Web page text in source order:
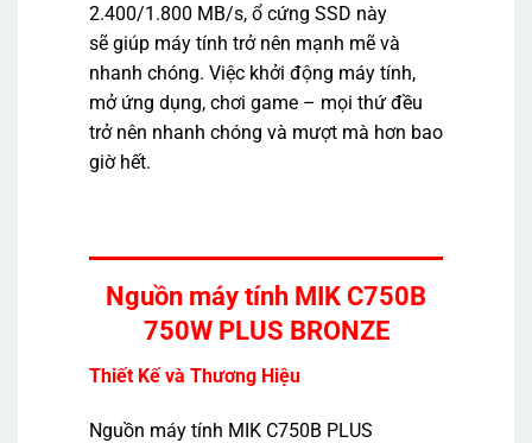
2.400/1.800 MB/s, ổ cứng SSD này
sẽ giúp máy tính trở nên mạnh mẽ và
nhanh chóng. Việc khởi động máy tính,
mở ứng dụng, chơi game – mọi thứ đều
trở nên nhanh chóng và mượt mà hơn bao
giờ hết.
Nguồn máy tính MIK C750B
750W PLUS BRONZE
Thiết Kế và Thương Hiệu
Nguồn máy tính MIK C750B PLUS